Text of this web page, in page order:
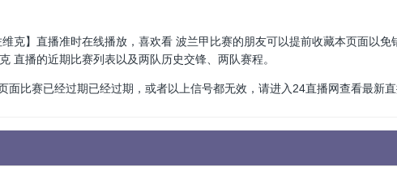
克】直播准时在线播放，喜欢看 波兰甲比赛的朋友可以提前收藏本页面以免
直播的近期比赛列表以及两队历史交锋、两队赛程。
比赛已经过期已经过期，或者以上信号都无效，请进入24直播网查看最新直